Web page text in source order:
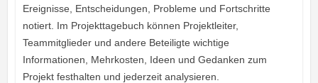
Ereignisse, Entscheidungen, Probleme und Fortschritte
notiert. Im Projekttagebuch können Projektleiter,
Teammitglieder und andere Beteiligte wichtige
Informationen, Mehrkosten, Ideen und Gedanken zum
Projekt festhalten und jederzeit analysieren.